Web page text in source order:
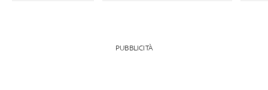
PUBBLICITÀ